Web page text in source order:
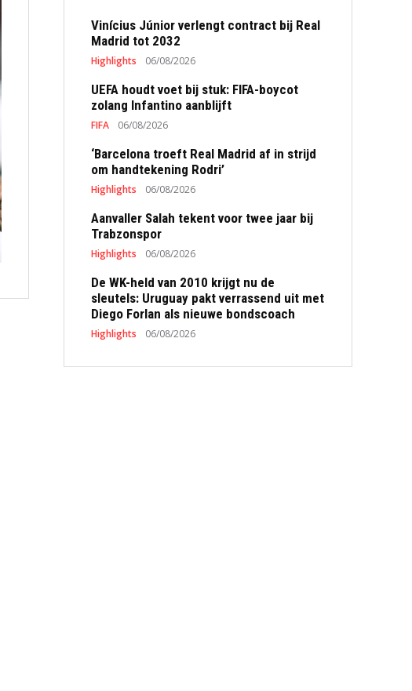
Vinícius Júnior verlengt contract bij Real
Madrid tot 2032
Highlights 06/08/2026
UEFA houdt voet bij stuk: FIFA-boycot
zolang Infantino aanblijft
FIFA 06/08/2026
‘Barcelona troeft Real Madrid af in strijd
om handtekening Rodri’
Highlights 06/08/2026
Aanvaller Salah tekent voor twee jaar bij
Trabzonspor
Highlights 06/08/2026
De WK-held van 2010 krijgt nu de
sleutels: Uruguay pakt verrassend uit met
Diego Forlan als nieuwe bondscoach
Highlights 06/08/2026